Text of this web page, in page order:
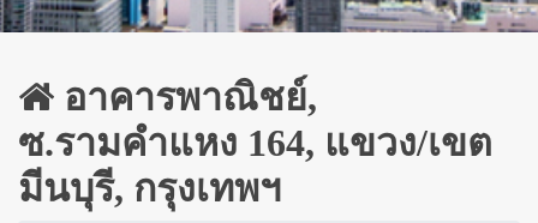
อาคารพาณิชย์,
ซ.รามคำแหง 164, แขวง/เขต
มีนบุรี, กรุงเทพฯ